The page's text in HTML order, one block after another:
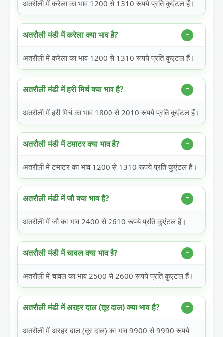
अतरौली में करेला का भाव 1200 से 1310 रूपये प्रति कुएंटल हैं।
अतरौली मंडी में करेला क्या भाव है?
अतरौली में करेला का भाव 1200 से 1310 रूपये प्रति कुएंटल हैं।
अतरौली मंडी में हरी मिर्च क्या भाव है?
अतरौली में हरी मिर्च का भाव 1800 से 2010 रूपये प्रति कुएंटल हैं।
अतरौली मंडी में टमाटर क्या भाव है?
अतरौली में टमाटर का भाव 1200 से 1310 रूपये प्रति कुएंटल हैं।
अतरौली मंडी में जौ क्या भाव है?
अतरौली में जौ का भाव 2400 से 2610 रूपये प्रति कुएंटल हैं।
अतरौली मंडी में चावल क्या भाव है?
अतरौली में चावल का भाव 2500 से 2600 रूपये प्रति कुएंटल हैं।
अतरौली मंडी में अरहर दाल (तूर दाल) क्या भाव है?
अतरौली में अरहर दाल (तूर दाल) का भाव 9900 से 9990 रूपये